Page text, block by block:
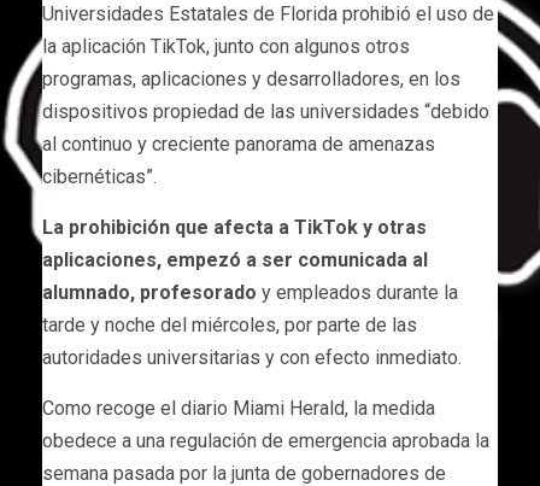
Universidades Estatales de Florida prohibió el uso de
la aplicación TikTok, junto con algunos otros
programas, aplicaciones y desarrolladores, en los
dispositivos propiedad de las universidades “debido
al continuo y creciente panorama de amenazas
cibernéticas”.
La prohibición que afecta a TikTok y otras
aplicaciones, empezó a ser comunicada al
alumnado, profesorado y empleados durante la
tarde y noche del miércoles, por parte de las
autoridades universitarias y con efecto inmediato.
Como recoge el diario Miami Herald, la medida
obedece a una regulación de emergencia aprobada la
semana pasada por la junta de gobernadores de